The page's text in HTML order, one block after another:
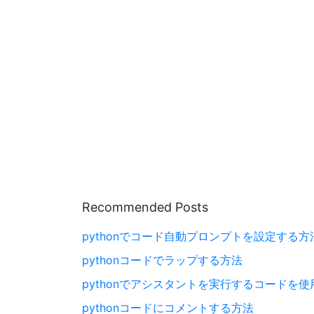
Recommended Posts
pythonでコード自動プロンプトを設定する方
pythonコードでラップする方法
pythonでアシスタントを実行するコードを使
pythonコードにコメントする方法